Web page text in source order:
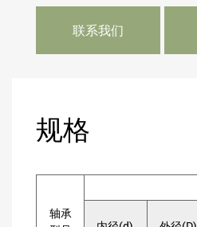
联系我们
规格
轴承